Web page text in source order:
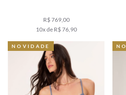
R$ 769,00
10x de R$ 76,90
NOVIDADE